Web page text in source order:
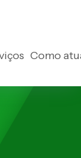
Como